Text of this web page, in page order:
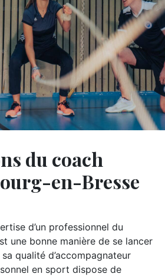
du coach
en-Bresse
d’un professionnel du
une bonne manière de se lancer
qualité d’accompagnateur
en sport dispose de